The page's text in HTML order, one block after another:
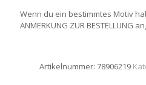
Wenn du ein bestimmtes Motiv
ANMERKUNG ZUR BESTELLUNG
Artikelnummer: 78906219